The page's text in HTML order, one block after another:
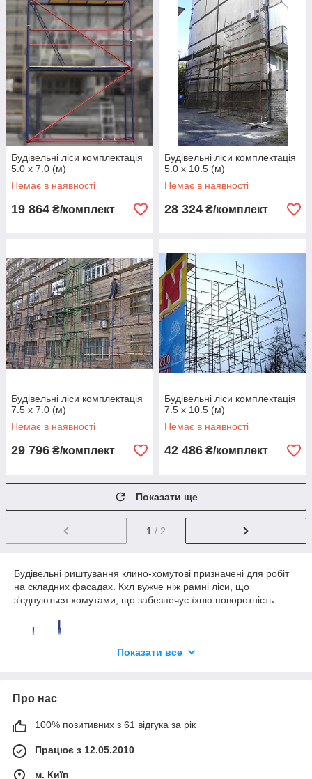
Будівельні ліси комплектація
5.0 х 7.0 (м)
Немає в наявності
19 864 ₴/комплект
Будівельні ліси комплектація
5.0 х 10.5 (м)
Немає в наявності
28 324 ₴/комплект
Будівельні ліси комплектація
7.5 х 7.0 (м)
Немає в наявності
29 796 ₴/комплект
Будівельні ліси комплектація
7.5 х 10.5 (м)
Немає в наявності
42 486 ₴/комплект
Показати ще
1 / 2
Будівельні риштування клино-хомутові призначені для робіт
на складних фасадах. Кхл вужче ніж рамні ліси, що
з'єднуються хомутами, що забезпечує їхню поворотність.
Показати все
Про нас
100% позитивних з 61 відгука за рік
Працює з 12.05.2010
м. Київ